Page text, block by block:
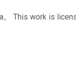
。 This work is